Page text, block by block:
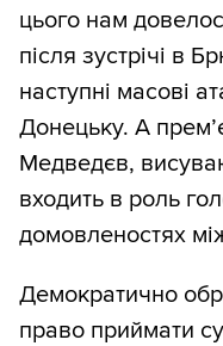
цього нам
після зустрічі в
наступні масові
Донецьку. А
Медведєв,
входить в роль
домовленостях
Демократично
право приймати